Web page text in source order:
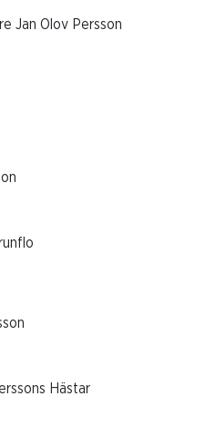
Jan Olov Persson
Hästar